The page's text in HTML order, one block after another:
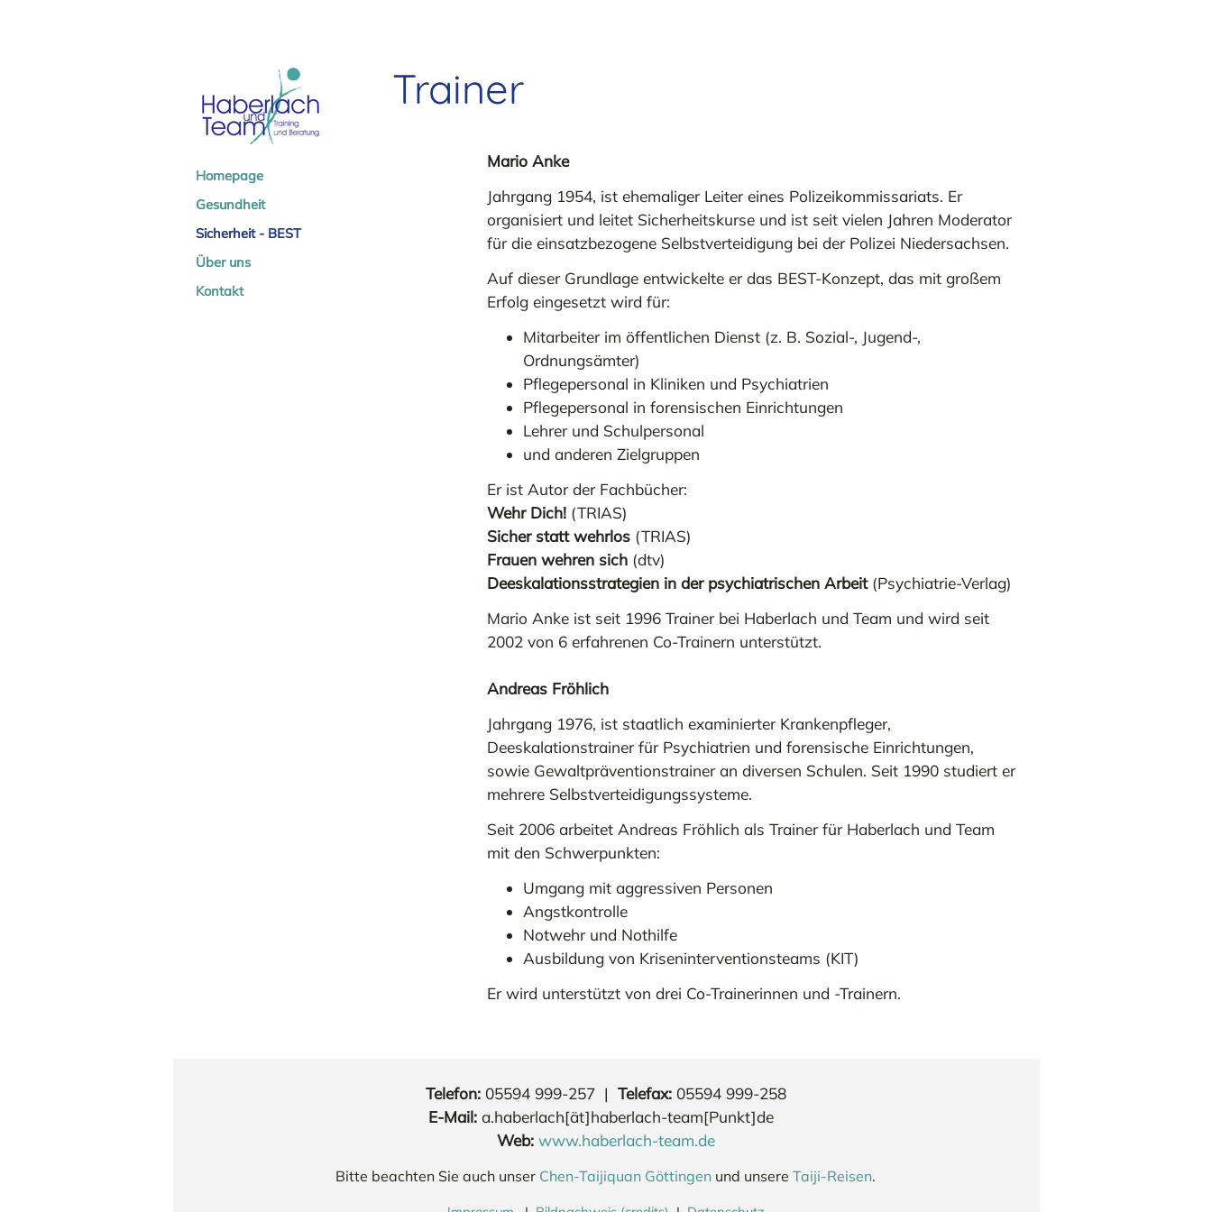
Homepage
Gesundheit
Sicherheit - BEST
Über uns
Kontakt
Trainer
Mario Anke
Jahrgang 1954, ist ehemaliger Leiter eines Polizeikommissariats. Er
organisiert und leitet Sicherheitskurse und ist seit vielen Jahren Moderator
für die einsatzbezogene Selbstverteidigung bei der Polizei Niedersachsen.
Auf dieser Grundlage entwickelte er das BEST-Konzept, das mit großem
Erfolg eingesetzt wird für:
Mitarbeiter im öffentlichen Dienst (z. B. Sozial-, Jugend-,
Ordnungsämter)
Pflegepersonal in Kliniken und Psychiatrien
Pflegepersonal in forensischen Einrichtungen
Lehrer und Schulpersonal
und anderen Zielgruppen
Er ist Autor der Fachbücher:
Wehr Dich!(TRIAS)
Sicher statt wehrlos(TRIAS)
Frauen wehren sich(dtv)
Deeskalationsstrategien in der psychiatrischen Arbeit(Psychiatrie-Verlag)
Mario Anke ist seit 1996 Trainer bei Haberlach und Team und wird seit
2002 von 6 erfahrenen Co-Trainern unterstützt.
Andreas Fröhlich
Jahrgang 1976, ist staatlich examinierter Krankenpfleger,
Deeskalationstrainer für Psychiatrien und forensische Einrichtungen,
sowie Gewaltpräventionstrainer an diversen Schulen. Seit 1990 studiert er
mehrere Selbstverteidigungssysteme.
Seit 2006 arbeitet Andreas Fröhlich als Trainer für Haberlach und Team
mit den Schwerpunkten:
Umgang mit aggressiven Personen
Angstkontrolle
Notwehr und Nothilfe
Ausbildung von Kriseninterventionsteams (KIT)
Er wird unterstützt von drei Co-Trainerinnen und -Trainern.
Telefon:05594 999-257 | Telefax:05594 999-258
E-Mail: a.haberlach[ät]haberlach-team[Punkt]de
Web: www.haberlach-team.de
Bitte beachten Sie auch unser Chen-Taijiquan Göttingen und unsere Taiji-Reisen.